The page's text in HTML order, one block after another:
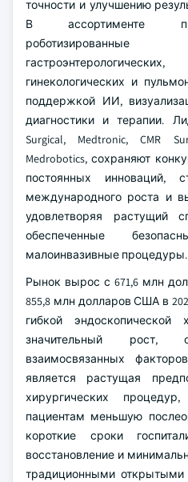
точности и улучшению
В ассортименте
гинекологических и
поддержкой ИИ,
диагностики и терапии.
Surgical, Medtronic, CMR
Medrobotics, сохраняют
постоянных инноваций,
международного роста и
удовлетворяя растущий
обеспеченные
малоинвазивные процедуры.
Рынок вырос с 671,6 млн
855,8 млн долларов США в
гибкой эндоскопической
значительный рост,
взаимосвязанных
является растущая
хирургических
пациентам меньшую
короткие сроки
восстановление и
традиционными